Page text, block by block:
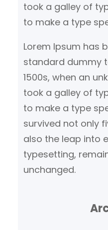
took a galley of
to make a type
Lorem Ipsum has
standard dummy
1500s, when an
took a galley of
to make a type
survived not only
also the leap into
typesetting,
unchanged.